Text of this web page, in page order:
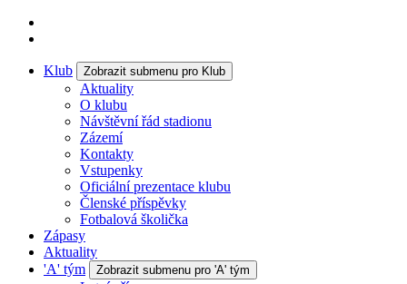
Klub Zobrazit submenu pro Klub
Aktuality
O klubu
Návštěvní řád stadionu
Zázemí
Kontakty
Vstupenky
Oficiální prezentace klubu
Členské příspěvky
Fotbalová školička
Zápasy
Aktuality
'A' tým
Zobrazit submenu pro 'A' tým